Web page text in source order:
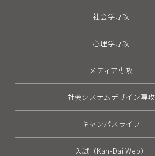
社会学専攻
心理学専攻
メディア専攻
社会システムデザイン専攻
キャンパスライフ
入試（Kan-Dai Web）